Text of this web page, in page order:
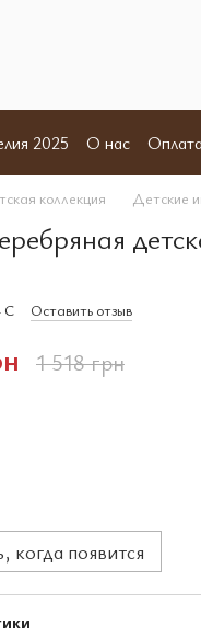
2025 О нас
коллекция Детские
C Оставить отзыв
1 518 грн
когда появится